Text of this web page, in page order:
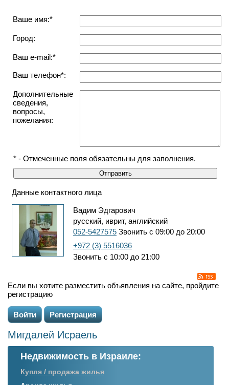
Ваше имя:*
Город:
Ваш e-mail:*
Ваш телефон*:
Дополнительные
сведения,
вопросы,
пожелания:
* - Отмеченные поля обязательны для заполнения.
Данные контактного лица
Вадим Эдгарович
русский, иврит, английский
052-5427575 Звонить с 09:00 до 20:00
+972 (3) 5516036
Звонить с 10:00 до 21:00
Если вы хотите разместить объявления на сайте, пройдите
регистрацию
Войти Регистрация
Мигдалей Исраель
Недвижимость в Израиле:
Купля / продажа жилья